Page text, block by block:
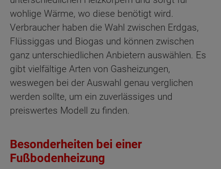
wohlige Wärme, wo diese benötigt wird.
Verbraucher haben die Wahl zwischen Erdgas,
Flüssiggas und Biogas und können zwischen
ganz unterschiedlichen Anbietern auswählen. Es
gibt vielfältige Arten von Gasheizungen,
weswegen bei der Auswahl genau verglichen
werden sollte, um ein zuverlässiges und
preiswertes Modell zu finden.
Besonderheiten bei einer
Fußbodenheizung